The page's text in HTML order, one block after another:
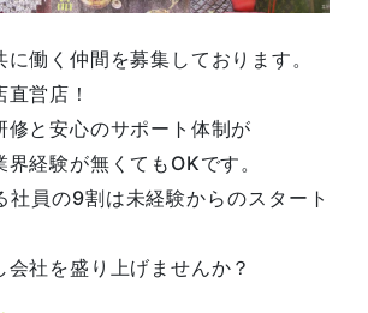
働く仲間を募集しております。
営店！
修と安心のサポート体制が
経験が無くてもOKです。
社員の9割は未経験からのスタート
社を盛り上げませんか？